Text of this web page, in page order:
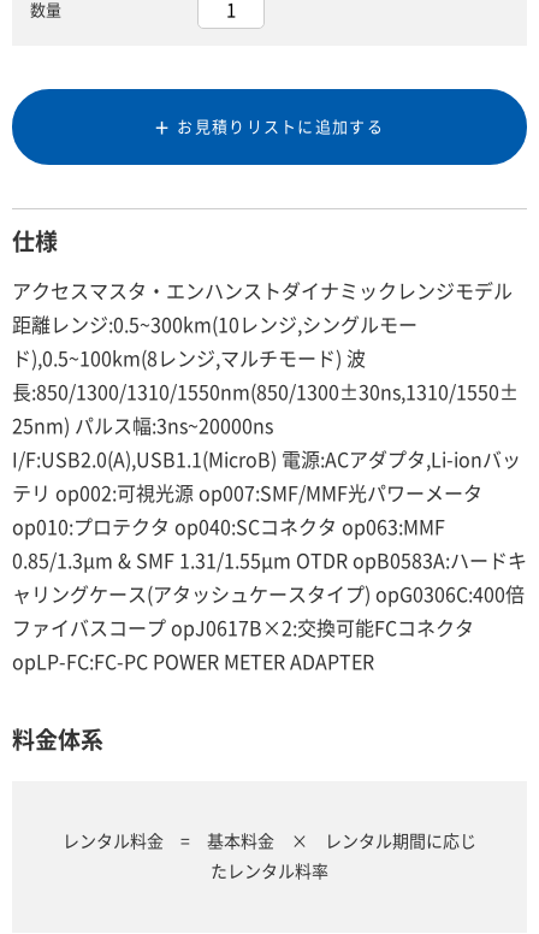
数量
お見積りリストに追加する
仕様
アクセスマスタ・エンハンストダイナミックレンジモデル
距離レンジ:0.5~300km(10レンジ,シングルモー
ド),0.5~100km(8レンジ,マルチモード) 波
長:850/1300/1310/1550nm(850/1300±30ns,1310/1550±
25nm) パルス幅:3ns~20000ns
I/F:USB2.0(A),USB1.1(MicroB) 電源:ACアダプタ,Li-ionバッ
テリ op002:可視光源 op007:SMF/MMF光パワーメータ
op010:プロテクタ op040:SCコネクタ op063:MMF
0.85/1.3μm & SMF 1.31/1.55μm OTDR opB0583A:ハードキ
ャリングケース(アタッシュケースタイプ) opG0306C:400倍
ファイバスコープ opJ0617B×2:交換可能FCコネクタ
opLP-FC:FC-PC POWER METER ADAPTER
料金体系
レンタル料金 = 基本料金 × レンタル期間に応じ
たレンタル料率